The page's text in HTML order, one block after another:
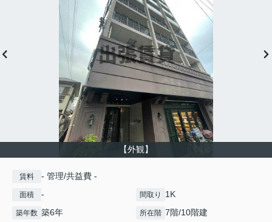
【外観】
賃料 - 管理/共益費 -
面積 - 間取り 1K
築年数 築6年 所在階 7階/10階建